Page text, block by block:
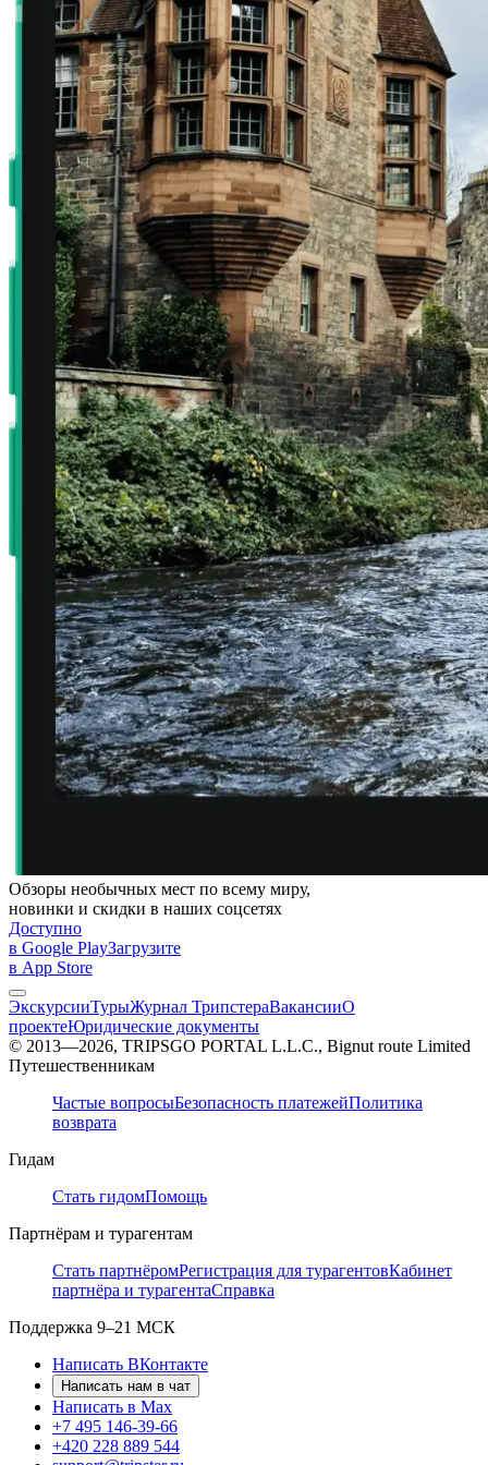
Обзоры необычных мест по всему миру,
новинки и скидки в наших соцсетях
Доступно
в Google PlayЗагрузите
в App Store
ЭкскурсииТурыЖурнал ТрипстераВакансииО
проектеЮридические документы
© 2013—2026, TRIPSGO PORTAL L.L.C., Bignut route Limited
Путешественникам
Частые вопросыБезопасность платежейПолитика
возврата
Гидам
Стать гидомПомощь
Партнёрам и турагентам
Стать партнёромРегистрация для турагентовКабинет
партнёра и турагентаСправка
Поддержка 9–21 МСК
Написать ВКонтакте
Написать нам в чат
Написать в Max
+7 495 146-39-66
+420 228 889 544